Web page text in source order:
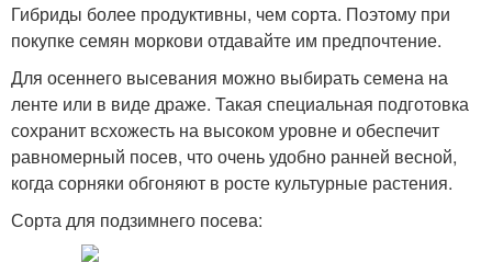
Гибриды более продуктивны, чем сорта. Поэтому при
покупке семян моркови отдавайте им предпочтение.
Для осеннего высевания можно выбирать семена на
ленте или в виде драже. Такая специальная подготовка
сохранит всхожесть на высоком уровне и обеспечит
равномерный посев, что очень удобно ранней весной,
когда сорняки обгоняют в росте культурные растения.
Сорта для подзимнего посева: